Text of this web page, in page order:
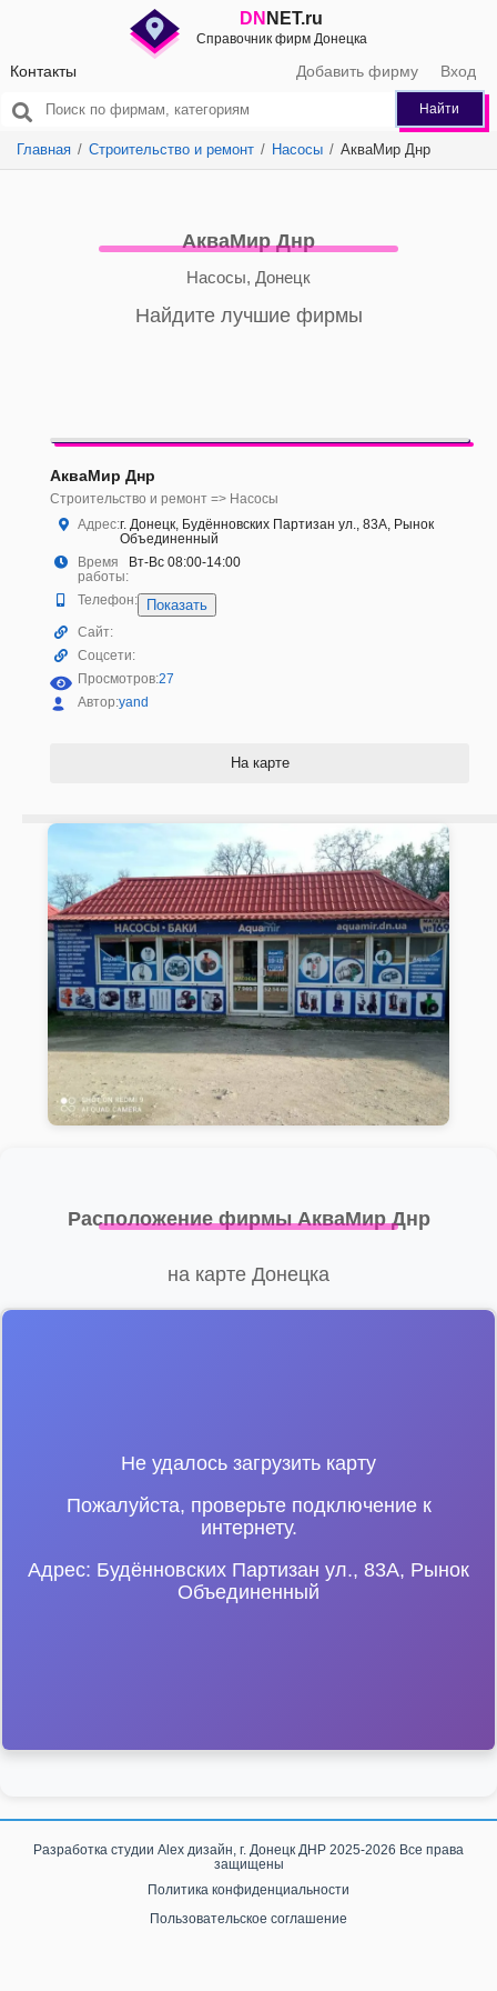
DN NET.ru
Справочник фирм Донецка
Контакты Добавить фирму Вход
Найти
Главная Строительство и ремонт Насосы АкваМир Днр
АкваМир Днр
Насосы, Донецк
Найдите лучшие фирмы
АкваМир Днр
Строительство и ремонт => Насосы
Адрес:г. Донецк, Будённовских Партизан ул., 83А, Рынок
Объединенный
Время
работы:
Вт-Вс 08:00-14:00
Телефон: Показать
Сайт:
Соцсети:
Просмотров:27
Автор:yand
На карте
Расположение фирмы АкваМир Днр
на карте Донецка
Не удалось загрузить карту
Пожалуйста, проверьте подключение к
интернету.
Адрес: Будённовских Партизан ул., 83А, Рынок
Объединенный
Разработка студии Alex дизайн, г. Донецк ДНР 2025-2026 Все права
защищены
Политика конфиденциальности
Пользовательское соглашение